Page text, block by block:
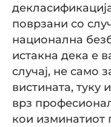
поврзани со
национална
истакна дека е
случај, не само
вистината, туку
врз
кои изминатиот